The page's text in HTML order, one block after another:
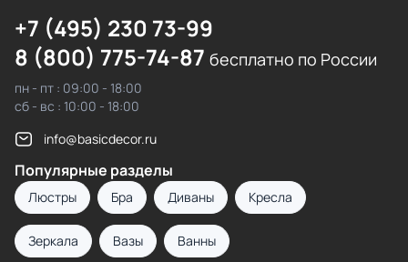
+7 (495) 230 73-99
8 (800) 775-74-87 бесплатно по России
пн - пт : 09:00 - 18:00
сб - вс : 10:00 - 18:00
info@basicdecor.ru
Популярные разделы
Люстры Бра Диваны Кресла
Зеркала Вазы Ванны